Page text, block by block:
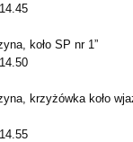
koło SP nr 1”
krzyżówka koło